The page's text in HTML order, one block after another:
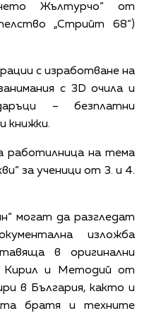
Жълтурчо“ от
„Стрийт 68“)
с изработване на
с 3D очила и
– безплатни
книжки.
работилница на тема
за ученици от 3. и 4.
могат да разгледат
изложба
в оригинални
Кирил и Методий от
в България, както и
братя и техните